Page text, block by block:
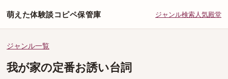
萌えた体験談コピペ保管庫 ジャンル検索人気殿堂
ジャンル一覧
我が家の定番お誘い台詞